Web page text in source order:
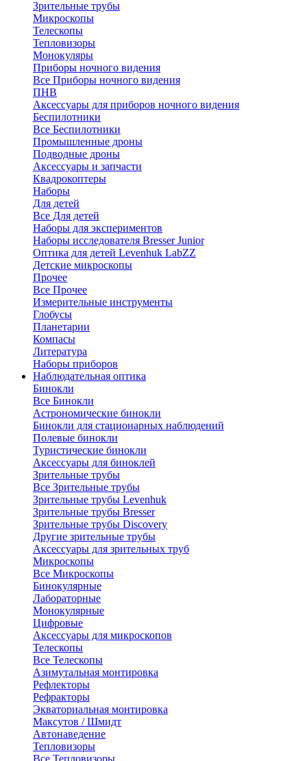
Зрительные трубы
Микроскопы
Телескопы
Тепловизоры
Монокуляры
Приборы ночного видения
Все Приборы ночного видения
ПНВ
Аксессуары для приборов ночного видения
Беспилотники
Все Беспилотники
Промышленные дроны
Подводные дроны
Аксессуары и запчасти
Квадрокоптеры
Наборы
Для детей
Все Для детей
Наборы для экспериментов
Наборы исследователя Bresser Junior
Оптика для детей Levenhuk LabZZ
Детские микроскопы
Прочее
Все Прочее
Измерительные инструменты
Глобусы
Планетарии
Компасы
Литература
Наборы приборов
Наблюдательная оптика
Бинокли
Все Бинокли
Астрономические бинокли
Бинокли для стационарных наблюдений
Полевые бинокли
Туристические бинокли
Аксессуары для биноклей
Зрительные трубы
Все Зрительные трубы
Зрительные трубы Levenhuk
Зрительные трубы Bresser
Зрительные трубы Discovery
Другие зрительные трубы
Аксессуары для зрительных труб
Микроскопы
Все Микроскопы
Бинокулярные
Лабораторные
Монокулярные
Цифровые
Аксессуары для микроскопов
Телескопы
Все Телескопы
Азимутальная монтировка
Рефлекторы
Рефракторы
Экваториальная монтировка
Максутов / Шмидт
Автонаведение
Тепловизоры
Все Тепловизоры